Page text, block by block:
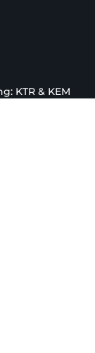
KTR & KEM